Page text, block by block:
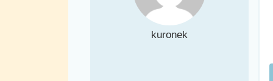
kuronek